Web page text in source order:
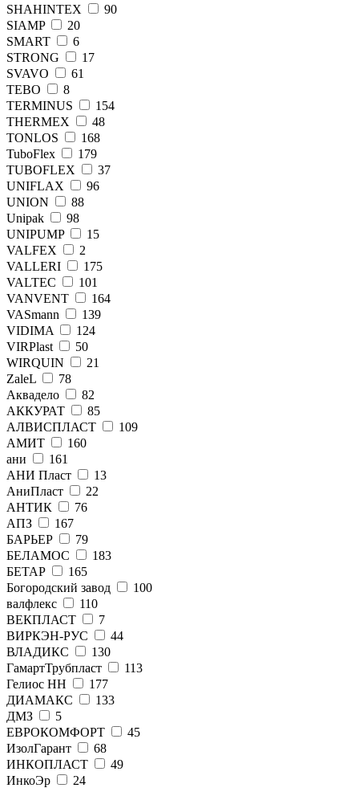
SHAHINTEX
90
SIAMP
20
SMART
6
STRONG
17
SVAVO
61
TEBO
8
TERMINUS
154
THERMEX
48
TONLOS
168
TuboFlex
179
TUBOFLEХ
37
UNIFLAX
96
UNION
88
Unipak
98
UNIPUMP
15
VALFEX
2
VALLERI
175
VALTEC
101
VANVENT
164
VASmann
139
VIDIMA
124
VIRPlast
50
WIRQUIN
21
ZaleL
78
Аквадело
82
АККУРАТ
85
АЛВИСПЛАСТ
109
АМИТ
160
ани
161
АНИ Пласт
13
АниПласт
22
АНТИК
76
АПЗ
167
БАРЬЕР
79
БЕЛАМОС
183
БЕТАР
165
Богородский завод
100
валфлекс
110
ВЕКПЛАСТ
7
ВИРКЭН-РУС
44
ВЛАДИКС
130
ГамартТрубпласт
113
Гелиос НН
177
ДИАМАКС
133
ДМЗ
5
ЕВРОКОМФОРТ
45
ИзолГарант
68
ИНКОПЛАСТ
49
ИнкоЭр
24